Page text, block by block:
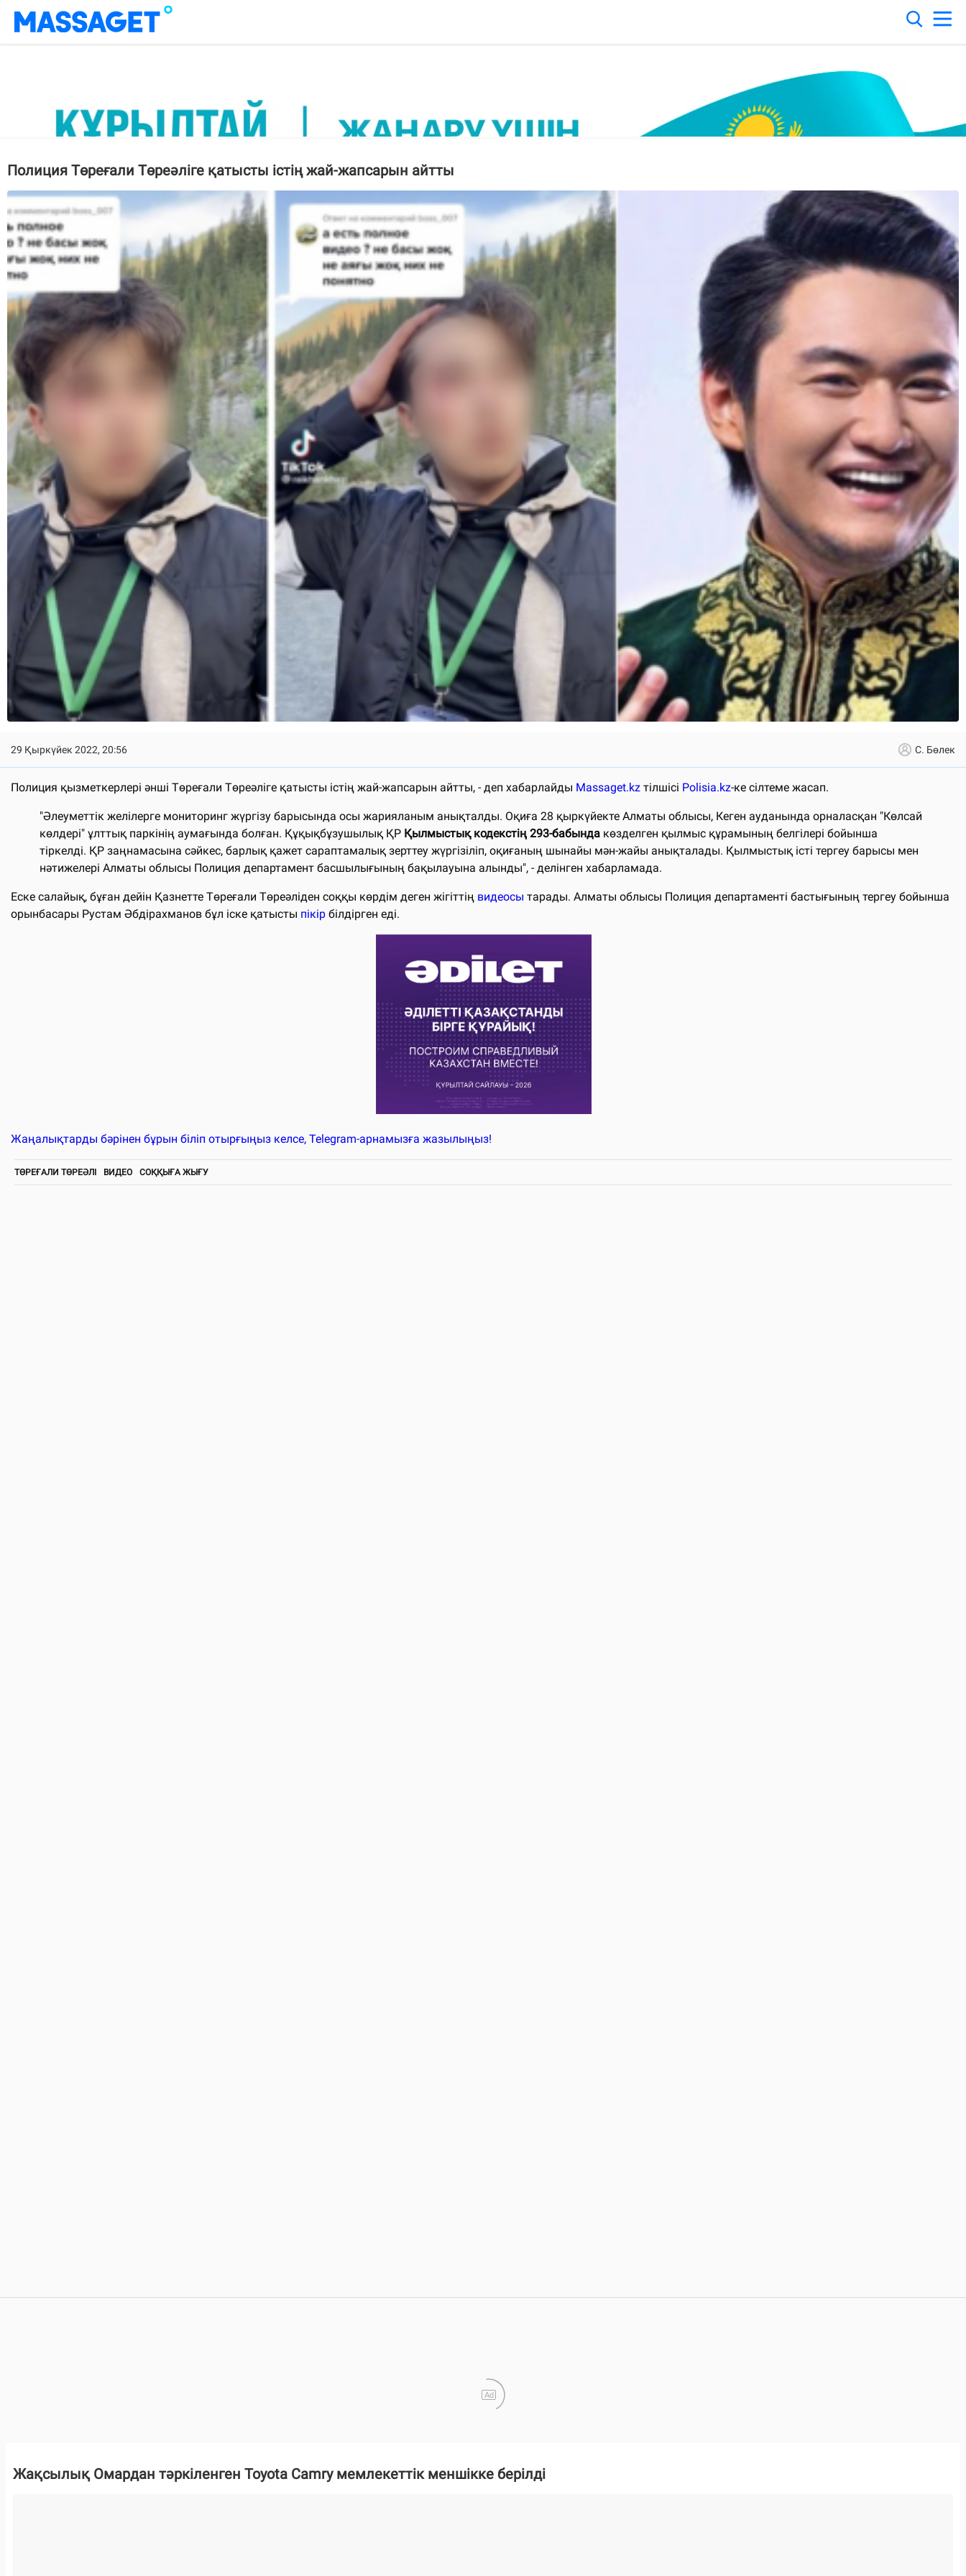
Полиция Төреғали Төреәліге қатысты істің жай-жапсарын айтты
29 Қыркүйек 2022, 20:56 С. Бөлек
Полиция қызметкерлері әнші Төреғали Төреәліге қатысты істің жай-жапсарын айтты, - деп хабарлайды Massaget.kz тілшісі Polisia.kz-ке сілтеме жасап.
"Әлеуметтік желілерге мониторинг жүргізу барысында осы жарияланым анықталды. Оқиға 28 қыркүйекте Алматы облысы, Кеген ауданында орналасқан "Көлсай
көлдері" ұлттық паркінің аумағында болған. Құқықбұзушылық ҚР Қылмыстық кодекстің 293-бабында көзделген қылмыс құрамының белгілері бойынша
тіркелді. ҚР заңнамасына сәйкес, барлық қажет сараптамалық зерттеу жүргізіліп, оқиғаның шынайы мән-жайы анықталады. Қылмыстық істі тергеу барысы мен
нәтижелері Алматы облысы Полиция департамент басшылығының бақылауына алынды", - делінген хабарламада.
Еске салайық, бұған дейін Қазнетте Төреғали Төреәліден соққы көрдім деген жігіттің видеосы тарады. Алматы облысы Полиция департаменті бастығының тергеу бойынша
орынбасары Рустам Әбдірахманов бұл іске қатысты пікір білдірген еді.
Жаңалықтарды бәрінен бұрын біліп отырғыңыз келсе, Telegram-арнамызға жазылыңыз!
ТӨРЕҒАЛИ ТӨРЕӘЛІ ВИДЕО СОҚҚЫҒА ЖЫҒУ